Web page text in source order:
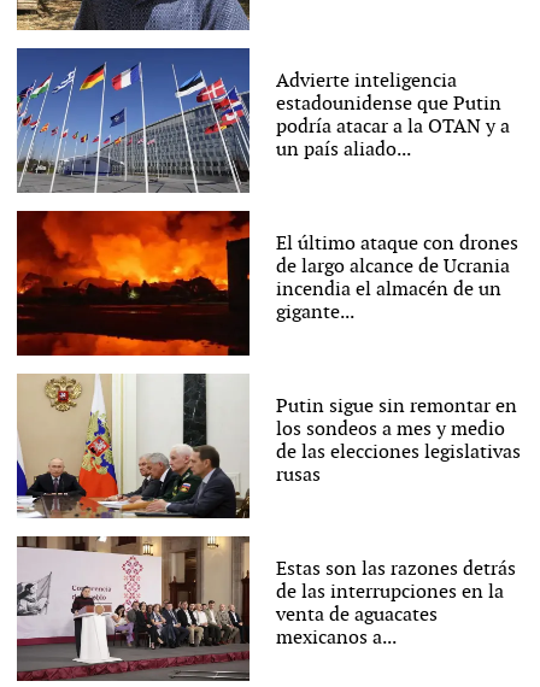
Advierte inteligencia
estadounidense que Putin
podría atacar a la OTAN y a
un país aliado...
El último ataque con drones
de largo alcance de Ucrania
incendia el almacén de un
gigante...
Putin sigue sin remontar en
los sondeos a mes y medio
de las elecciones legislativas
rusas
Estas son las razones detrás
de las interrupciones en la
venta de aguacates
mexicanos a...